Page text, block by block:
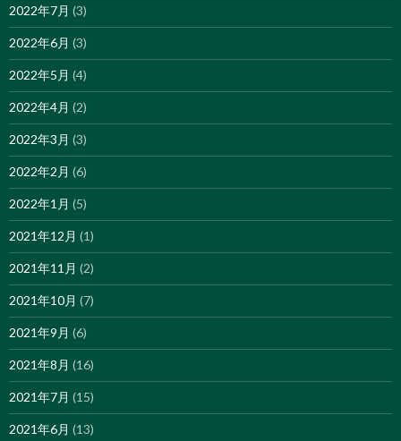
2022年7月 (3)
2022年6月 (3)
2022年5月 (4)
2022年4月 (2)
2022年3月 (3)
2022年2月 (6)
2022年1月 (5)
2021年12月 (1)
2021年11月 (2)
2021年10月 (7)
2021年9月 (6)
2021年8月 (16)
2021年7月 (15)
2021年6月 (13)